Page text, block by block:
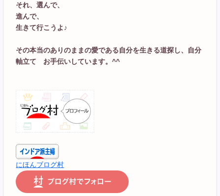
それ、選んで、
進んで、
生きて行こうよ♪
その本当のありのままの愛である自分を生きる道探し、自分
軸立て お手伝いしています。^^
にほんブログ村